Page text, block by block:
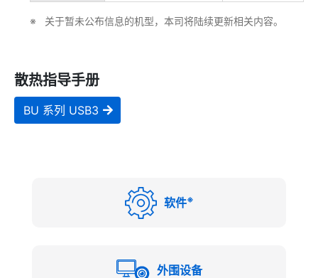
关于暂未公布信息的机型，本司将陆续更新相关内容。
散热指导手册
BU 系列 USB3
软件※
外围设备